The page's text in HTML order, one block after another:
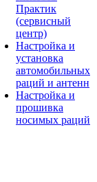
Практик
(сервисный
центр)
Настройка и
установка
автомобильных
раций и антенн
Настройка и
прошивка
носимых раций